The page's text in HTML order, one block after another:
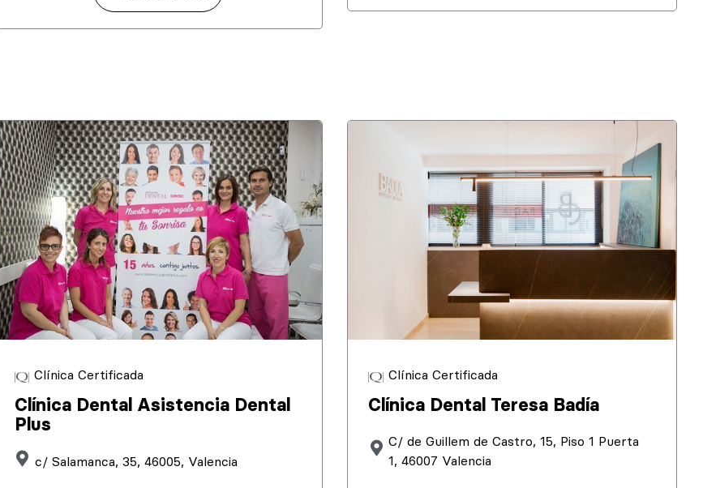
Clínica Certificada
Clínica Dental Asistencia Dental
Plus
c/ Salamanca, 35, 46005, Valencia
Clínica Certificada
Clínica Dental Teresa Badía
C/ de Guillem de Castro, 15, Piso 1 Puerta
1, 46007 Valencia